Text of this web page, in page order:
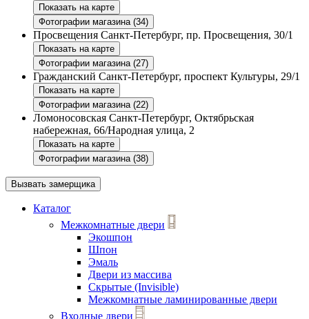
Показать на карте
Фотографии магазина (34)
Просвещения Санкт-Петербург, пр. Просвещения, 30/1
Показать на карте
Фотографии магазина (27)
Гражданский Санкт-Петербург, проспект Культуры, 29/1
Показать на карте
Фотографии магазина (22)
Ломоносовская Санкт-Петербург, Октябрьская
набережная, 66/Народная улица, 2
Показать на карте
Фотографии магазина (38)
Вызвать замерщика
Каталог
Межкомнатные двери
Экошпон
Шпон
Эмаль
Двери из массива
Скрытые (Invisible)
Межкомнатные ламинированные двери
Входные двери